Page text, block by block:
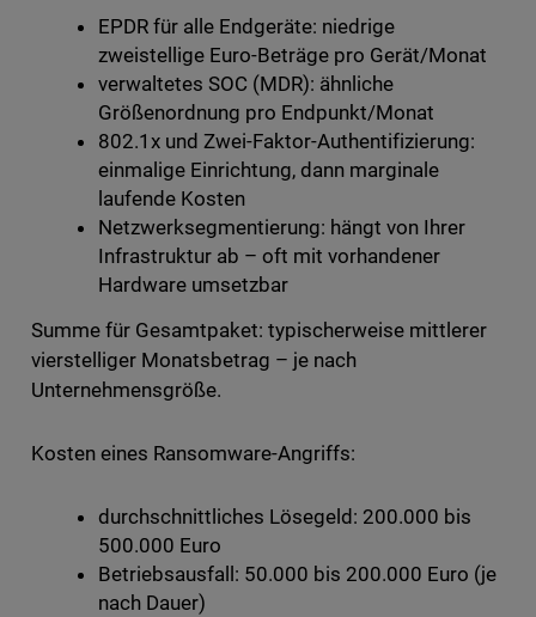
EPDR für alle Endgeräte: niedrige
zweistellige Euro-Beträge pro Gerät/Monat
verwaltetes SOC (MDR): ähnliche
Größenordnung pro Endpunkt/Monat
802.1x und Zwei-Faktor-Authentifizierung:
einmalige Einrichtung, dann marginale
laufende Kosten
Netzwerksegmentierung: hängt von Ihrer
Infrastruktur ab – oft mit vorhandener
Hardware umsetzbar
Summe für Gesamtpaket: typischerweise mittlerer
vierstelliger Monatsbetrag – je nach
Unternehmensgröße.
Kosten eines Ransomware-Angriffs:
durchschnittliches Lösegeld: 200.000 bis
500.000 Euro
Betriebsausfall: 50.000 bis 200.000 Euro (je
nach Dauer)